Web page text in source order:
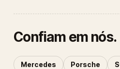
Confiam em nós.
Mercedes Porsche